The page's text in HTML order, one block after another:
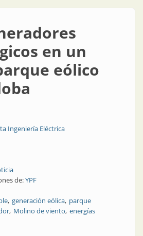
en un
eólico
Ingeniería Eléctrica
de:YPF
generación eólica parque
Molino de viento energías